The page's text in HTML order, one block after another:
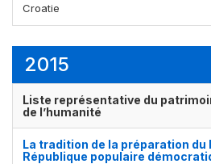
Croatie
2015
Liste représentative du
de l’humanité
La tradition de la préparation du
République populaire